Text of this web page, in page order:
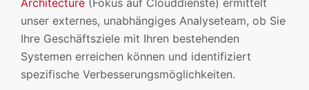
Architecture (Fokus auf Clouddienste) ermittelt
unser externes, unabhängiges Analyseteam, ob Sie
Ihre Geschäftsziele mit Ihren bestehenden
Systemen erreichen können und identifiziert
spezifische Verbesserungsmöglichkeiten.